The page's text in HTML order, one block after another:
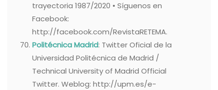
trayectoria 1987/2020 • Síguenos en
Facebook:
http://facebook.com/RevistaRETEMA.
Politécnica Madrid: Twitter Oficial de la
Universidad Politécnica de Madrid /
Technical University of Madrid Official
Twitter. Weblog: http://upm.es/e-